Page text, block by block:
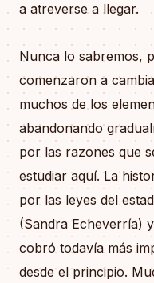
a atreverse a llegar.
Nunca lo sabremos,
comenzaron a
muchos de los
abandonando
por las razones que
estudiar aquí. La
por las leyes del
(Sandra Echeverría)
cobró todavía más
desde el principio.